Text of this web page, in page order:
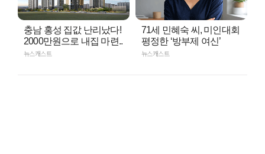
충남 홍성 집값 난리났다!
2000만원으로 내집 마련..
뉴스캐스트
71세 민혜숙 씨, 미인대회
평정한 ‘방부제 여신’
뉴스캐스트